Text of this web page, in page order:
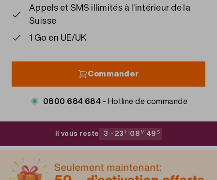
Appels et SMS illimités à l'intérieur de la
Suisse
1 Go en UE/UK
Commander
0800 684 684 - Hotline de commande
Il vous reste 3 J 23 H 08 M 49 S